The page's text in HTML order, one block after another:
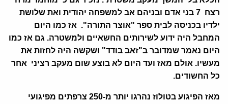
רצח 7 בני אדם ובניהם אב למשפחה יהודית ואת שלושת
ילדיו בכניסה לבית ספר "אוצר התורה". אז כמו היום
המחבל היה ידוע לשירותים החשאיים ולמשטרה. גם אז כמו
היום נאמר שמדובר ב"זאב בודד" ושקשה היה לחזות את
מעשיו. אולם מאז ועד היום לא בוצע שום מעקב רציני אחר
כל החשודים.
מאז הפיגוע בטולוז נהרגו יותר מ-250 צרפתים מפיגועי